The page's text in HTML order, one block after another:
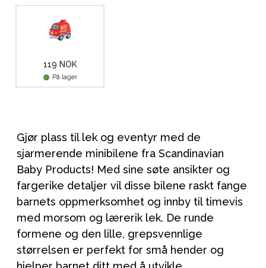
119 NOK
På lager
Gjør plass til lek og eventyr med de
sjarmerende minibilene fra Scandinavian
Baby Products! Med sine søte ansikter og
fargerike detaljer vil disse bilene raskt fange
barnets oppmerksomhet og innby til timevis
med morsom og lærerik lek. De runde
formene og den lille, grepsvennlige
størrelsen er perfekt for små hender og